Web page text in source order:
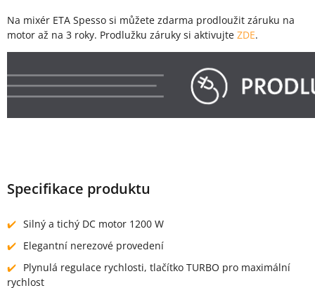
Na mixér ETA Spesso si můžete zdarma prodloužit záruku na
motor až na 3 roky. Prodlužku záruky si aktivujte ZDE.
Specifikace produktu
Silný a tichý DC motor 1200 W
Elegantní nerezové provedení
Plynulá regulace rychlosti, tlačítko TURBO pro maximální
rychlost